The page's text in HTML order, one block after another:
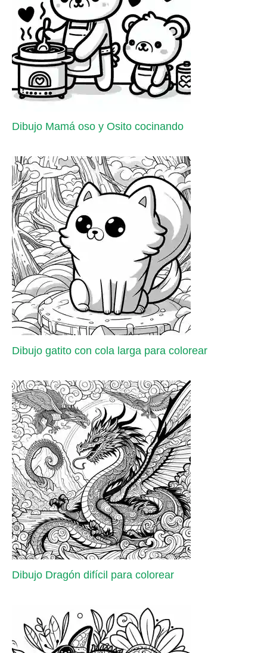
Dibujo Mamá oso y Osito cocinando
Dibujo gatito con cola larga para colorear
Dibujo Dragón difícil para colorear